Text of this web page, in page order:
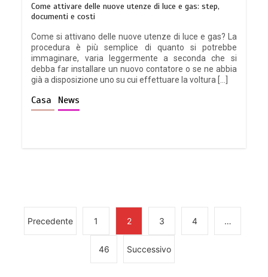
Come attivare delle nuove utenze di luce e gas: step,
documenti e costi
Come si attivano delle nuove utenze di luce e gas? La
procedura è più semplice di quanto si potrebbe
immaginare, varia leggermente a seconda che si
debba far installare un nuovo contatore o se ne abbia
già a disposizione uno su cui effettuare la voltura […]
Casa News
Precedente 1 2 3 4 …
46 Successivo
Acqua calda in casa: cosa fare se c’è un
malfunzionamento
7 minuti